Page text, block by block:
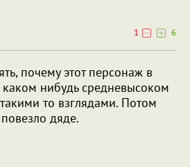
1
6
почему этот персонаж в
нибудь средневысоком
то взглядами. Потом
дяде.